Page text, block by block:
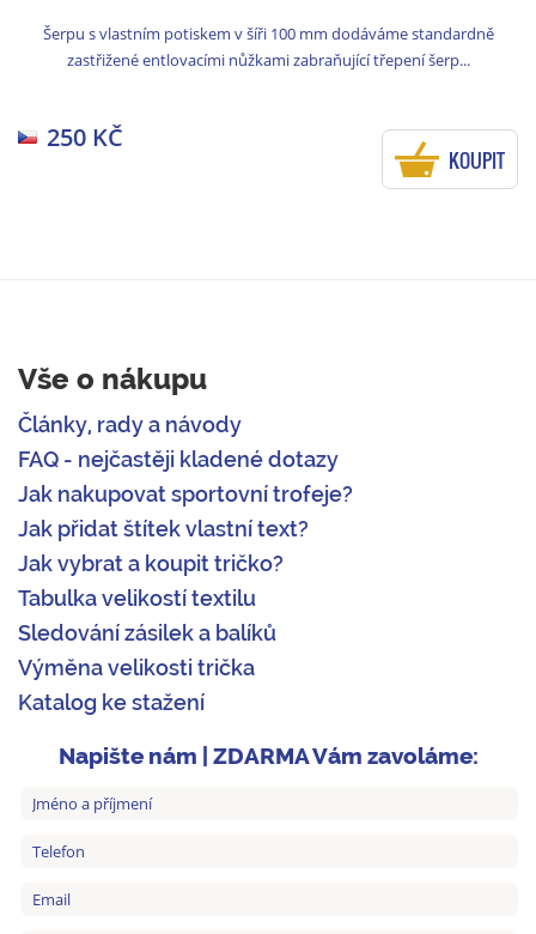
Šerpu s vlastním potiskem v šíři 100 mm dodáváme standardně
zastřižené entlovacími nůžkami zabraňující třepení šerp...
250 KČ
KOUPIT
Vše o nákupu
Články, rady a návody
FAQ - nejčastěji kladené dotazy
Jak nakupovat sportovní trofeje?
Jak přidat štítek vlastní text?
Jak vybrat a koupit tričko?
Tabulka velikostí textilu
Sledování zásilek a balíků
Výměna velikosti trička
Katalog ke stažení
Napište nám | ZDARMA Vám zavoláme: